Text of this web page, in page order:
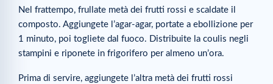
Nel frattempo, frullate metà dei frutti rossi e scaldate il
composto. Aggiungete l’agar-agar, portate a ebollizione per
1 minuto, poi togliete dal fuoco. Distribuite la coulis negli
stampini e riponete in frigorifero per almeno un’ora.
Prima di servire, aggiungete l’altra metà dei frutti rossi